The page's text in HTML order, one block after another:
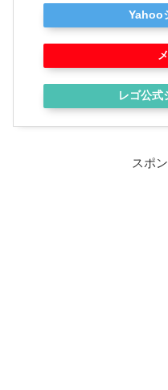
Yahoo
レゴ公式
スポ